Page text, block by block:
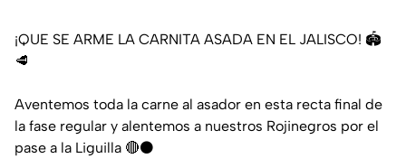
¡QUE SE ARME LA CARNITA ASADA EN EL JALISCO! 🏟️
🥩
Aventemos toda la carne al asador en esta recta final de
la fase regular y alentemos a nuestros Rojinegros por el
pase a la Liguilla 🔴⚫️